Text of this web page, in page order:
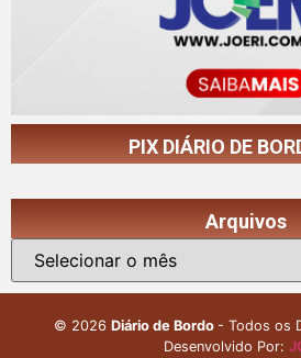
PIX DIÁRIO DE
Arquivos
© 2026 Diário de Bordo - Todos os
Desenvolvido Por: